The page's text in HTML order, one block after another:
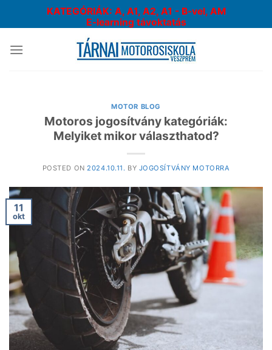
KATEGÓRIÁK: A, A1, A2, A1 - B-vel, AM
E-learning távoktatás
MOTOR BLOG
Motoros jogosítvány kategóriák:
Melyiket mikor választhatod?
POSTED ON 2024.10.11. BY JOGOSÍTVÁNY MOTORRA
11
okt